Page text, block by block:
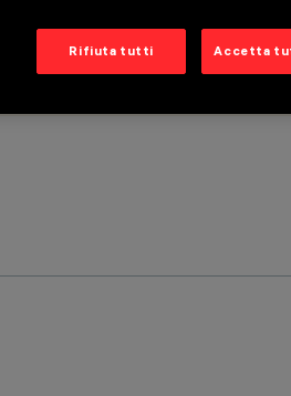
Rifiuta tutti Accetta